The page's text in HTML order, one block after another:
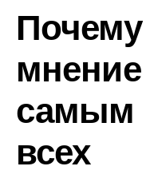
самым
всех